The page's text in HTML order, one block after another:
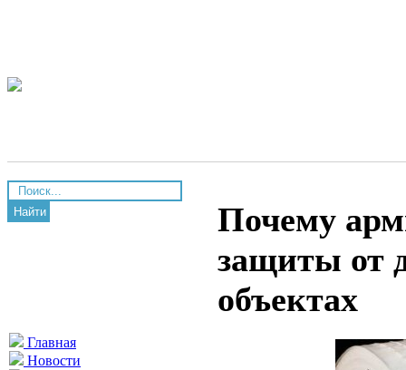
Найти
Главная
Новости
Почему
защиты от
объектах